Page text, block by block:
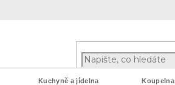
Kuchyně a jídelna Koupelna